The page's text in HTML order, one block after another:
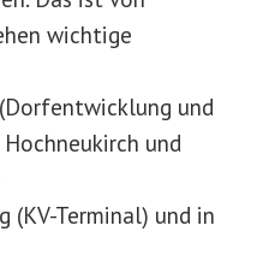
wichtige
und
und
Terminal) und in